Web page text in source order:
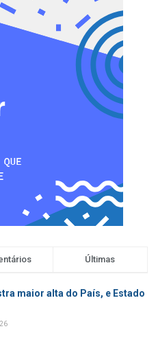
Últimas
maior alta do País, e Estado